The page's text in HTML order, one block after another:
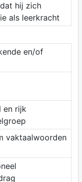
hij zich
als leerkracht
en/of
en rijk
vaktaalwoorden